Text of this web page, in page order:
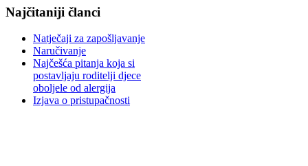
Najčitaniji članci
Natječaji za zapošljavanje
Naručivanje
Najčešća pitanja koja si
postavljaju roditelji djece
oboljele od alergija
Izjava o pristupačnosti